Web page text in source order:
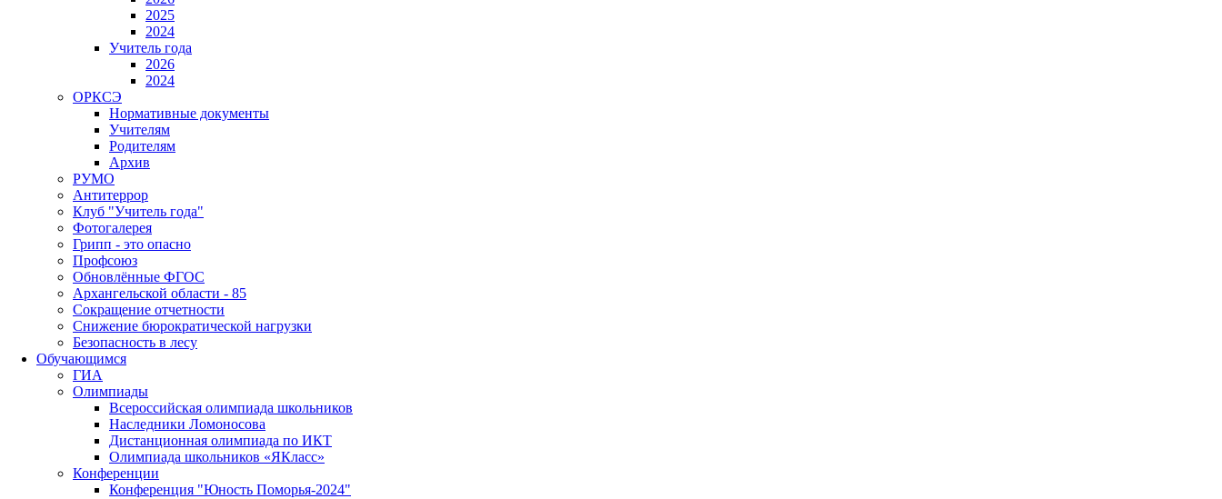
2025
2024
Учитель года
2026
2024
ОРКСЭ
Нормативные документы
Учителям
Родителям
Архив
РУМО
Антитеррор
Клуб "Учитель года"
Фотогалерея
Грипп - это опасно
Профсоюз
Обновлённые ФГОС
Архангельской области - 85
Сокращение отчетности
Снижение бюрократической нагрузки
Безопасность в лесу
Обучающимся
ГИА
Олимпиады
Всероссийская олимпиада школьников
Наследники Ломоносова
Дистанционная олимпиада по ИКТ
Олимпиада школьников «ЯКласс»
Конференции
Конференция "Юность Поморья-2024"